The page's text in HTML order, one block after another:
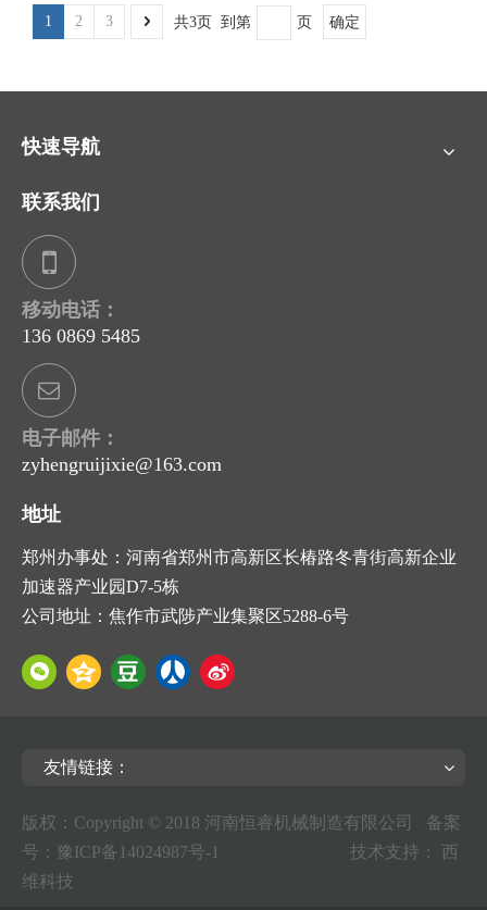
1 2 3 共3页 到第 页 确定
快速导航
联系我们
移动电话：
136 0869 5485
电子邮件：
zyhengruijixie@163.com
地址
郑州办事处：河南省郑州市高新区长椿路冬青街高新企业
加速器产业园D7-5栋
公司地址：焦作市武陟产业集聚区5288-6号
友情链接：
版权：Copyright © 2018 河南恒睿机械制造有限公司 备案
号： 豫ICP备14024987号-1 技术支持： 西
维科技